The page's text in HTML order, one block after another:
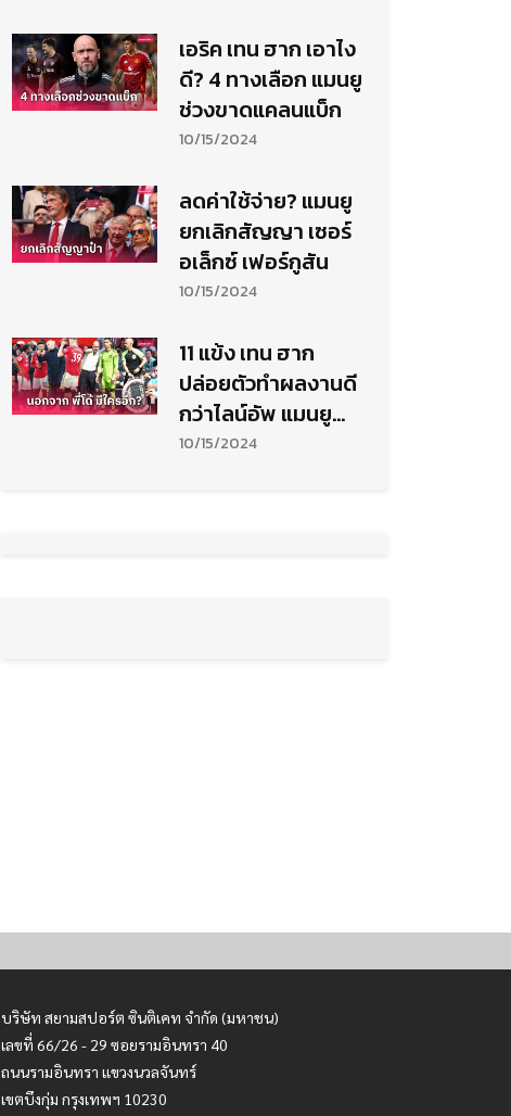
เอริค เทน ฮาก เอาไง
ดี? 4 ทางเลือก แมนยู
ช่วงขาดแคลนแบ็ก
10/15/2024
ลดค่าใช้จ่าย? แมนยู
ยกเลิกสัญญา เซอร์
อเล็กซ์ เฟอร์กูสัน
10/15/2024
11 แข้ง เทน ฮาก
ปล่อยตัวทำผลงานดี
กว่าไลน์อัพ แมนยู
ปัจจุบัน
10/15/2024
บริษัท สยามสปอร์ต ซินติเคท จำกัด (มหาชน)
เลขที่ 66/26 - 29 ซอยรามอินทรา 40
ถนนรามอินทรา แขวงนวลจันทร์
เขตบึงกุ่ม กรุงเทพฯ 10230